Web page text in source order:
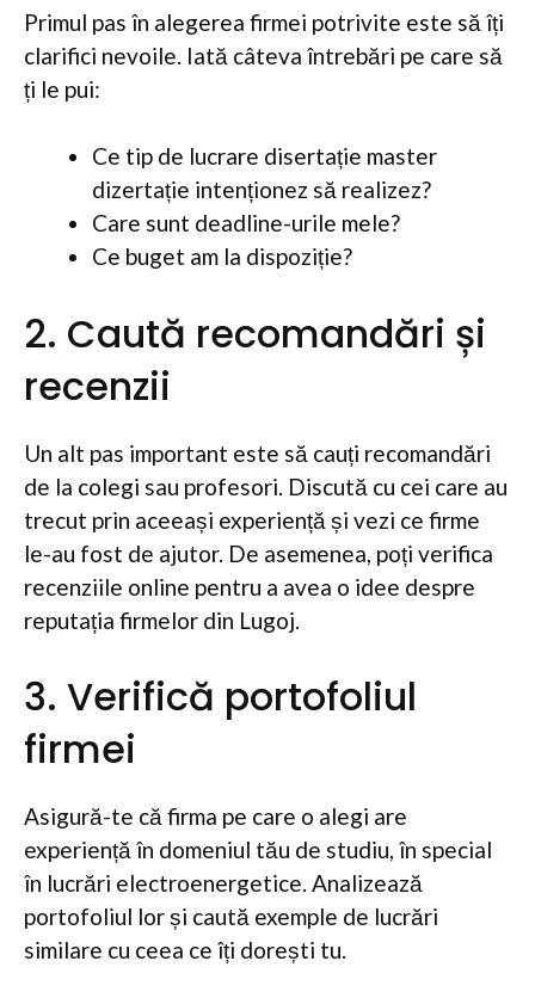
Primul pas în alegerea firmei potrivite este să îți
clarifici nevoile. Iată câteva întrebări pe care să
ți le pui:
Ce tip de lucrare disertație master
dizertație intenționez să realizez?
Care sunt deadline-urile mele?
Ce buget am la dispoziție?
2. Caută recomandări și
recenzii
Un alt pas important este să cauți recomandări
de la colegi sau profesori. Discută cu cei care au
trecut prin aceeași experiență și vezi ce firme
le-au fost de ajutor. De asemenea, poți verifica
recenziile online pentru a avea o idee despre
reputația firmelor din Lugoj.
3. Verifică portofoliul
firmei
Asigură-te că firma pe care o alegi are
experiență în domeniul tău de studiu, în special
în lucrări electroenergetice. Analizează
portofoliul lor și caută exemple de lucrări
similare cu ceea ce îți dorești tu.